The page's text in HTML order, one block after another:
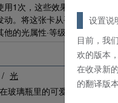
1次，这些效果发动的回合
。将这张卡从手牌·墓地特
的光属性·等级4怪兽为对象
/ 光
玻璃瓶里的可爱家伙。那个
设置说
目前，我
欢的版本
在收录新
的翻译版